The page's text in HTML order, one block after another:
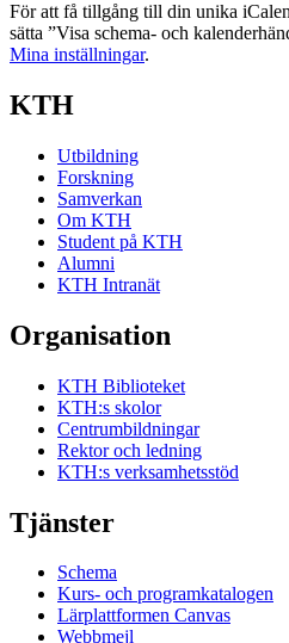
För att få tillgång till din unika
sätta ”Visa schema- och
Mina inställningar.
KTH
Utbildning
Forskning
Samverkan
Om KTH
Student på KTH
Alumni
KTH Intranät
Organisation
KTH Biblioteket
KTH:s skolor
Centrumbildningar
Rektor och ledning
KTH:s verksamhetsstöd
Tjänster
Schema
Kurs- och programkatalogen
Lärplattformen Canvas
Webbmejl